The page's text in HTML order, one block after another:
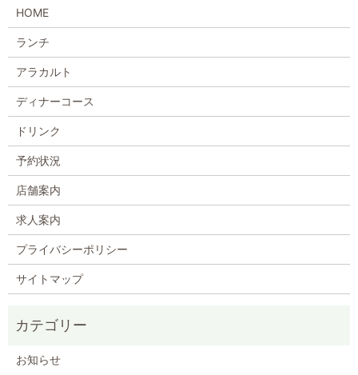
HOME
ランチ
アラカルト
ディナーコース
ドリンク
予約状況
店舗案内
求人案内
プライバシーポリシー
サイトマップ
お知らせ